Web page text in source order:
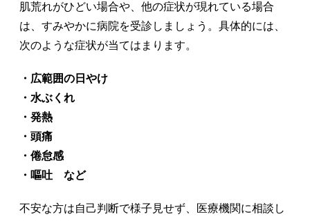
肌荒れがひどい場合や、他の症状が現れている場合
は、すみやかに病院を受診しましょう。具体的には、
次のような症状が当てはまります。
・広範囲の日やけ
・水ぶくれ
・発熱
・頭痛
・倦怠感
・嘔吐 など
不安な方は自己判断で様子見せず、医療機関に相談し